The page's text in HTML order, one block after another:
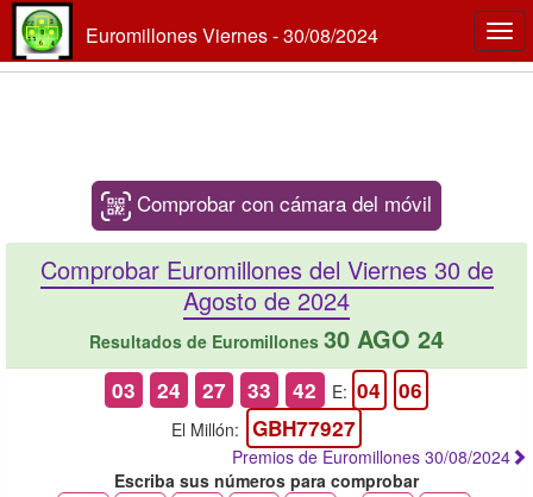
Euromillones Viernes - 30/08/2024
Comprobar con cámara del móvil
Comprobar Euromillones del Viernes 30 de
Agosto de 2024
Resultados de Euromillones 30 AGO 24
03 24 27 33 42 E: 04 06
El Millón: GBH77927
Premios de Euromillones 30/08/2024
Escriba sus números para comprobar